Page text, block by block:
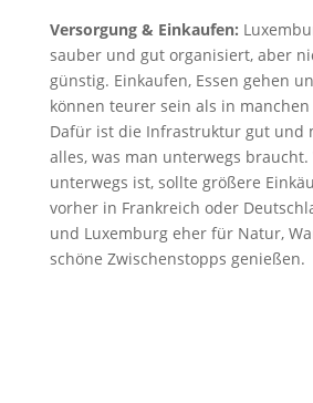
Versorgung & Einkaufen:
sauber und gut organisiert, aber
günstig. Einkaufen, Essen gehen
können teurer sein als in
Dafür ist die Infrastruktur gut und
alles, was man unterwegs
unterwegs ist, sollte größere
vorher in Frankreich oder
und Luxemburg eher für Natur,
schöne Zwischenstopps genießen.